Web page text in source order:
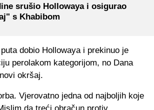
srušio Hollowaya i osigurao
s Khabibom
dobio Hollowaya i prekinuo je
perolakom kategorijom, no Dana
okršaj.
Vjerovatno jedna od najboljih koje
da treći obračun protiv